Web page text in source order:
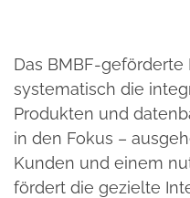
Das BMBF-
systematisch die
Produkten und
in den Fokus –
Kunden und einem
fördert die gezielte